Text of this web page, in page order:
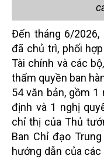
Đến tháng 6/2026,
đã chủ trì, phối
Tài chính và các
thẩm quyền ban
54 văn bản, gồm 1
định và 1 nghị
chỉ thị của Thủ
Ban Chỉ đạo
hướng dẫn của